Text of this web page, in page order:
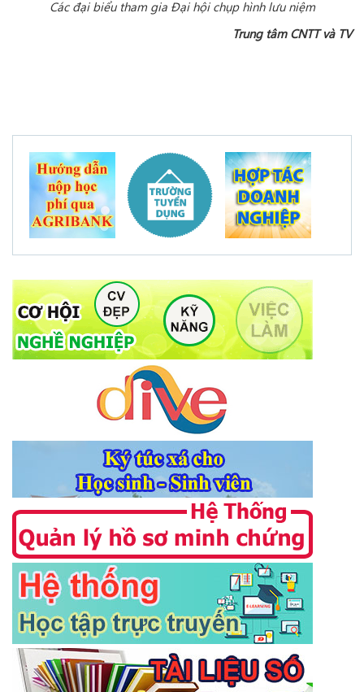
Các đại biểu tham gia Đại hội chụp hình lưu niệm
Trung tâm CNTT và TV